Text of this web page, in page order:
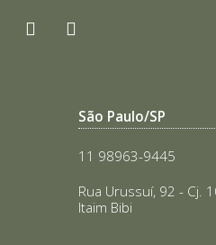
São Paulo/SP
11 98963-9445
Rua Urussuí, 92 - Cj.
Itaim Bibi